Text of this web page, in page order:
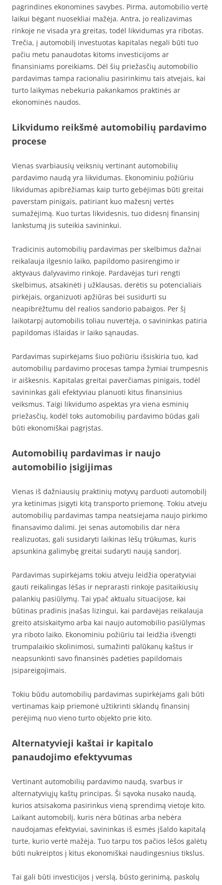
pagrindines ekonomines savybes. Pirma, automobilio vertė
laikui bėgant nuosekliai mažėja. Antra, jo realizavimas
rinkoje ne visada yra greitas, todėl likvidumas yra ribotas.
Trečia, į automobilį investuotas kapitalas negali būti tuo
pačiu metu panaudotas kitoms investicijoms ar
finansiniams poreikiams. Dėl šių priežasčių automobilio
pardavimas tampa racionaliu pasirinkimu tais atvejais, kai
turto laikymas nebekuria pakankamos praktinės ar
ekonominės naudos.
Likvidumo reikšmė automobilių pardavimo
procese
Vienas svarbiausių veiksnių vertinant automobilių
pardavimo naudą yra likvidumas. Ekonominiu požiūriu
likvidumas apibrėžiamas kaip turto gebėjimas būti greitai
paverstam pinigais, patiriant kuo mažesnį vertės
sumažėjimą. Kuo turtas likvidesnis, tuo didesnį finansinį
lankstumą jis suteikia savininkui.
Tradicinis automobilių pardavimas per skelbimus dažnai
reikalauja ilgesnio laiko, papildomo pasirengimo ir
aktyvaus dalyvavimo rinkoje. Pardavėjas turi rengti
skelbimus, atsakinėti į užklausas, derėtis su potencialiais
pirkėjais, organizuoti apžiūras bei susidurti su
neapibrėžtumu dėl realios sandorio pabaigos. Per šį
laikotarpį automobilis toliau nuvertėja, o savininkas patiria
papildomas išlaidas ir laiko sąnaudas.
Pardavimas supirkėjams šiuo požiūriu išsiskiria tuo, kad
automobilių pardavimo procesas tampa žymiai trumpesnis
ir aiškesnis. Kapitalas greitai paverčiamas pinigais, todėl
savininkas gali efektyviau planuoti kitus finansinius
veiksmus. Taigi likvidumo aspektas yra viena esminių
priežasčių, kodėl toks automobilių pardavimo būdas gali
būti ekonomiškai pagrįstas.
Automobilių pardavimas ir naujo
automobilio įsigijimas
Vienas iš dažniausių praktinių motyvų parduoti automobilį
yra ketinimas įsigyti kitą transporto priemonę. Tokiu atveju
automobilių pardavimas tampa neatsiejama naujo pirkimo
finansavimo dalimi. Jei senas automobilis dar nėra
realizuotas, gali susidaryti laikinas lėšų trūkumas, kuris
apsunkina galimybę greitai sudaryti naują sandorį.
Pardavimas supirkėjams tokiu atveju leidžia operatyviai
gauti reikalingas lėšas ir neprarasti rinkoje pasitaikiusių
palankių pasiūlymų. Tai ypač aktualu situacijose, kai
būtinas pradinis įnašas lizingui, kai pardavėjas reikalauja
greito atsiskaitymo arba kai naujo automobilio pasiūlymas
yra riboto laiko. Ekonominiu požiūriu tai leidžia išvengti
trumpalaikio skolinimosi, sumažinti palūkanų kaštus ir
neapsunkinti savo finansinės padėties papildomais
įsipareigojimais.
Tokiu būdu automobilių pardavimas supirkėjams gali būti
vertinamas kaip priemonė užtikrinti sklandų finansinį
perėjimą nuo vieno turto objekto prie kito.
Alternatyvieji kaštai ir kapitalo
panaudojimo efektyvumas
Vertinant automobilių pardavimo naudą, svarbus ir
alternatyviųjų kaštų principas. Ši sąvoka nusako naudą,
kurios atsisakoma pasirinkus vieną sprendimą vietoje kito.
Laikant automobilį, kuris nėra būtinas arba nebėra
naudojamas efektyviai, savininkas iš esmės įšaldo kapitalą
turte, kurio vertė mažėja. Tuo tarpu tos pačios lėšos galėtų
būti nukreiptos į kitus ekonomiškai naudingesnius tikslus.
Tai gali būti investicijos į verslą, būsto gerinimą, paskolų